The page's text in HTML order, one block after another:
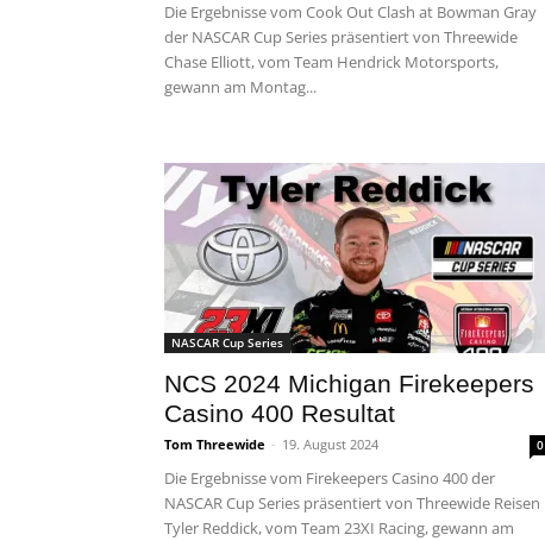
Die Ergebnisse vom Cook Out Clash at Bowman Gray
der NASCAR Cup Series präsentiert von Threewide
Chase Elliott, vom Team Hendrick Motorsports,
gewann am Montag...
NASCAR Cup Series
NCS 2024 Michigan Firekeepers
Casino 400 Resultat
Tom Threewide - 19. August 2024 0
Die Ergebnisse vom Firekeepers Casino 400 der
NASCAR Cup Series präsentiert von Threewide Reisen
Tyler Reddick, vom Team 23XI Racing, gewann am